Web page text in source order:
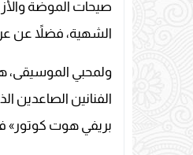
صيحات الموضة
الشهية، فضلاً عن
ولمحبي الموسيقى،
بريفي هوت كوتور»